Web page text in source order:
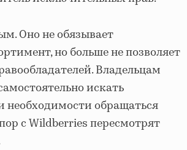
Оно не обязывает
но больше не позволяет
Владельцам
искать
необходимости обращаться
с Wildberries пересмотрят